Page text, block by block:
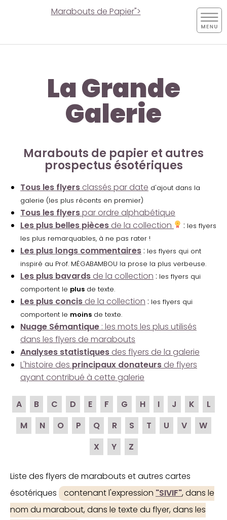
Marabouts de Papier">
La Grande
Galerie
Marabouts de papier et autres
prospectus ésotériques
Tous les flyers classés par date d'ajout dans la
galerie (les plus récents en premier)
Tous les flyerspar ordre alphabétique
Les plus belles pièces de la collection : les flyers
les plus remarquables, à ne pas rater !
Les plus longs commentaires : les flyers qui ont
inspiré au Prof. MÉGABAMBOU la prose la plus verbeuse.
Les plus bavards de la collection : les flyers qui
comportent le plus de texte.
Les plus concis de la collection : les flyers qui
comportent le moins de texte.
Nuage Sémantique : les mots les plus utilisés
dans les flyers de marabouts
Analyses statistiques des flyers de la galerie
L'histoire des principaux donateurs de flyers
ayant contribué à cette galerie
A B C D E F G H I J K
L
M
N O P Q R S T U V
W
X
Y Z
Liste des flyers de marabouts et autres cartes
ésotériques
contenant l'expression "SIVIF", dans le
nom du marabout, dans le texte du flyer, dans les